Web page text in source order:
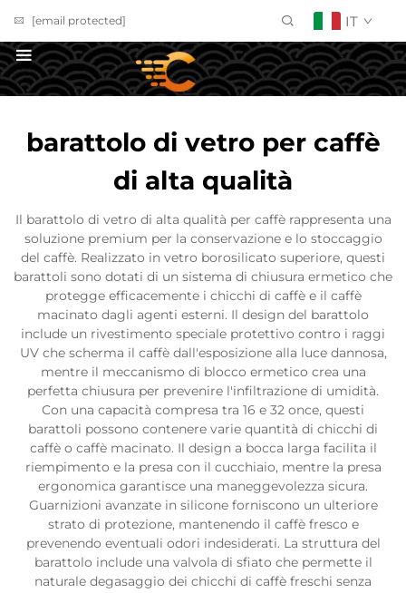
[email protected] IT
barattolo di vetro per caffè
di alta qualità
Il barattolo di vetro di alta qualità per caffè rappresenta una
soluzione premium per la conservazione e lo stoccaggio
del caffè. Realizzato in vetro borosilicato superiore, questi
barattoli sono dotati di un sistema di chiusura ermetico che
protegge efficacemente i chicchi di caffè e il caffè
macinato dagli agenti esterni. Il design del barattolo
include un rivestimento speciale protettivo contro i raggi
UV che scherma il caffè dall'esposizione alla luce dannosa,
mentre il meccanismo di blocco ermetico crea una
perfetta chiusura per prevenire l'infiltrazione di umidità.
Con una capacità compresa tra 16 e 32 once, questi
barattoli possono contenere varie quantità di chicchi di
caffè o caffè macinato. Il design a bocca larga facilita il
riempimento e la presa con il cucchiaio, mentre la presa
ergonomica garantisce una maneggevolezza sicura.
Guarnizioni avanzate in silicone forniscono un ulteriore
strato di protezione, mantenendo il caffè fresco e
prevenendo eventuali odori indesiderati. La struttura del
barattolo include una valvola di sfiato che permette il
naturale degasaggio dei chicchi di caffè freschi senza